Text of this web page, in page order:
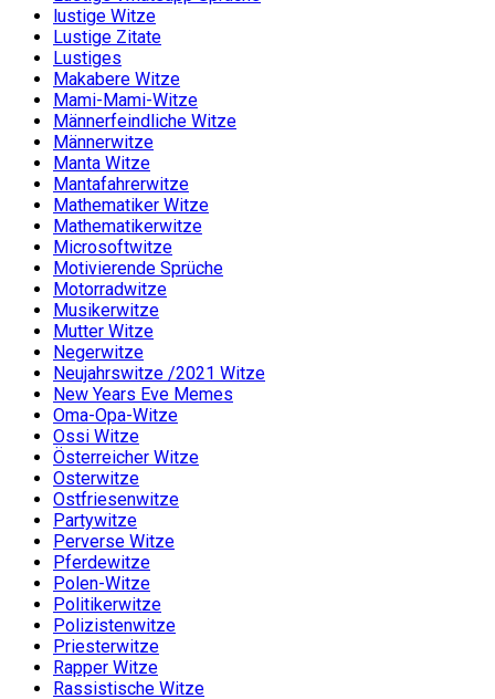
lustige Witze
Lustige Zitate
Lustiges
Makabere Witze
Mami-Mami-Witze
Männerfeindliche Witze
Männerwitze
Manta Witze
Mantafahrerwitze
Mathematiker Witze
Mathematikerwitze
Microsoftwitze
Motivierende Sprüche
Motorradwitze
Musikerwitze
Mutter Witze
Negerwitze
Neujahrswitze /2021 Witze
New Years Eve Memes
Oma-Opa-Witze
Ossi Witze
Österreicher Witze
Osterwitze
Ostfriesenwitze
Partywitze
Perverse Witze
Pferdewitze
Polen-Witze
Politikerwitze
Polizistenwitze
Priesterwitze
Rapper Witze
Rassistische Witze